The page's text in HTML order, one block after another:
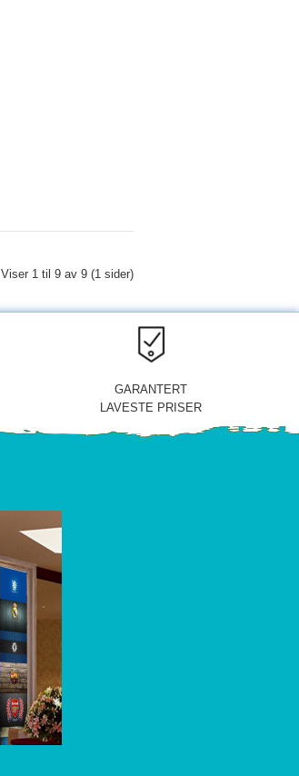
Viser 1 til 9 av 9 (1 sider)
GARANTERT
LAVESTE PRISER